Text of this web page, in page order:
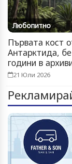
Любопитно
Първата кост
Антарктида,
години в
21 Юли 2026